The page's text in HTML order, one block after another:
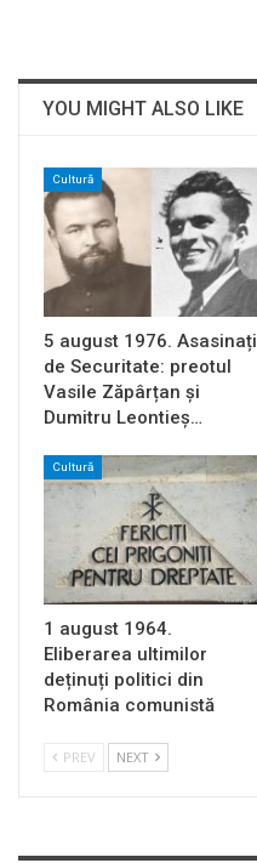
YOU MIGHT ALSO LIKE
Cultură
5 august 1976. Asasinați
de Securitate: preotul
Vasile Zăpârțan și
Dumitru Leontieș…
Cultură
1 august 1964.
Eliberarea ultimilor
deținuți politici din
România comunistă
PREV NEXT